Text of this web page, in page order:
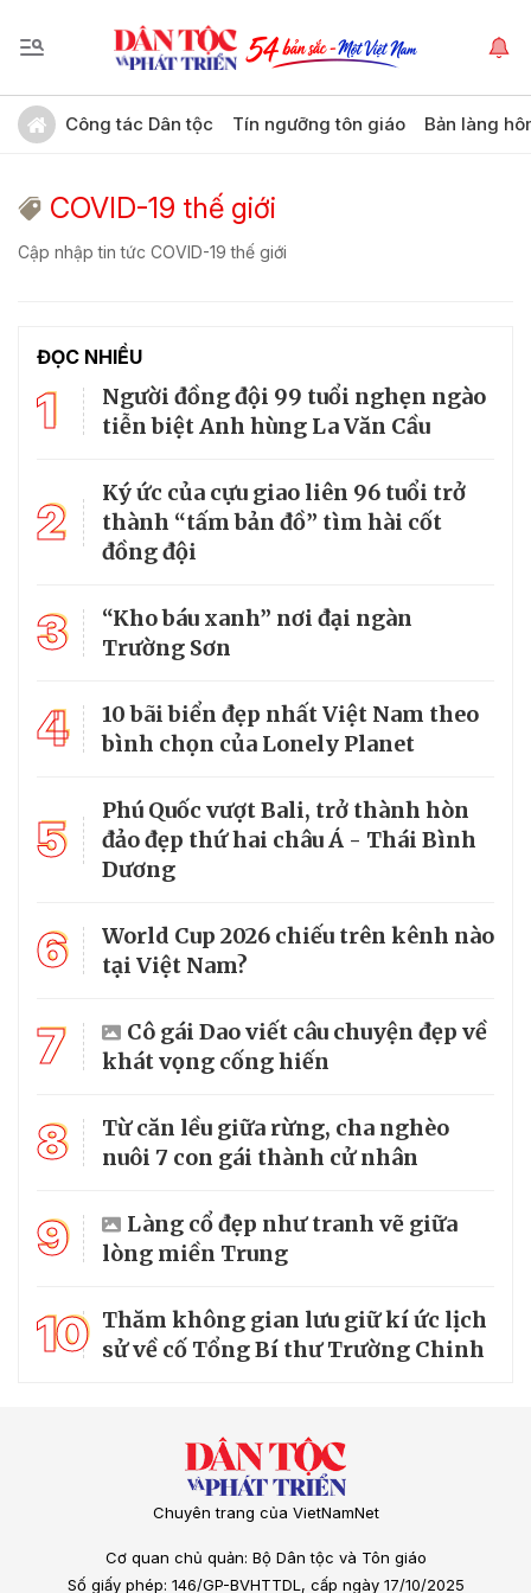
Công tác Dân tộc Tín ngưỡng tôn giáo Bản làng
COVID-19 thế giới
Cập nhập tin tức COVID-19 thế giới
ĐỌC NHIỀU
1
Người đồng đội 99 tuổi nghẹn ngào
tiễn biệt Anh hùng La Văn Cầu
2
Ký ức của cựu giao liên 96 tuổi trở
thành “tấm bản đồ” tìm hài cốt
đồng đội
3
“Kho báu xanh” nơi đại ngàn
Trường Sơn
4
10 bãi biển đẹp nhất Việt Nam theo
bình chọn của Lonely Planet
5
Phú Quốc vượt Bali, trở thành hòn
đảo đẹp thứ hai châu Á - Thái Bình
Dương
6
World Cup 2026 chiếu trên kênh nào
tại Việt Nam?
7
Cô gái Dao viết câu chuyện đẹp về
khát vọng cống hiến
8
Từ căn lều giữa rừng, cha nghèo
nuôi 7 con gái thành cử nhân
9
Làng cổ đẹp như tranh vẽ giữa
lòng miền Trung
10 Thăm không gian lưu giữ kí ức lịch
sử về cố Tổng Bí thư Trường Chinh
Chuyên trang của VietNamNet
Cơ quan chủ quản: Bộ Dân tộc và Tôn giáo
Số giấy phép: 146/GP-BVHTTDL, cấp ngày 17/10/2025